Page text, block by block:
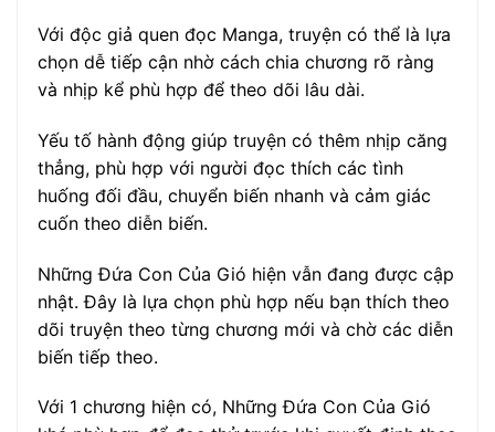
Với độc giả quen đọc Manga, truyện có thể là lựa
chọn dễ tiếp cận nhờ cách chia chương rõ ràng
và nhịp kể phù hợp để theo dõi lâu dài.
Yếu tố hành động giúp truyện có thêm nhịp căng
thẳng, phù hợp với người đọc thích các tình
huống đối đầu, chuyển biến nhanh và cảm giác
cuốn theo diễn biến.
Những Đứa Con Của Gió hiện vẫn đang được cập
nhật. Đây là lựa chọn phù hợp nếu bạn thích theo
dõi truyện theo từng chương mới và chờ các diễn
biến tiếp theo.
Với 1 chương hiện có, Những Đứa Con Của Gió